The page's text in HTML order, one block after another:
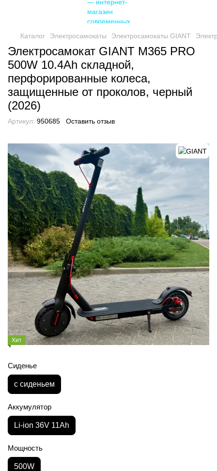
Каталог Электросамокаты Электросамокаты GIANT
Электросамокат GIANT M365 PRO
500W 10.4Ah складной,
перфорированные колеса,
защищенные от проколов, черный
(2026)
Артикул: 950685 Оставить отзыв
Хит
Сиденье
с сиденьем
Аккумулятор
Li-ion 36V 11Ah
Мощность
500W